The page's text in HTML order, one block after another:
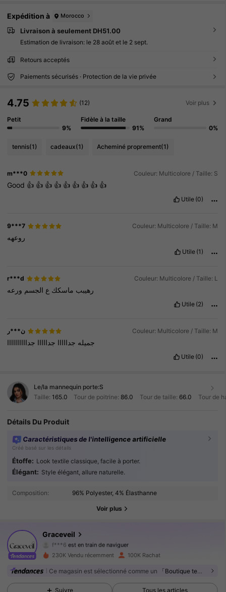
Expédition à Morocco
Livraison à seulement DH51.00
Estimation de livraison: le 28 août et le 2 sept.
Retours acceptés
Paiements sécurisés · Protection de la vie privée
4.75 (12) Voir plus
Petit
9%
Fidèle à la taille
91%
Grand
0%
tennis(1) cadeaux(1) Acheminé proprement(1)
m***0 Couleur: Multicolore / Taille: S
Good 👍 👍 👍 👍 👍 👍 👍 👍 👍
Utile (0)
9***7 Couleur: Multicolore / Taille: M
روعهه
Utile (1)
r***d Couleur: Multicolore / Taille: L
رهيبب ماسكك ع الجسم ورعه
Utile (2)
ن***ر Couleur: Multicolore / Taille: M
جميله جدااااا جدااااا جداااااااااا
Utile (0)
Le/la mannequin porte:S
Taille: 165.0 Tour de poitrine: 86.0 Tour de taille: 66.0 Tour de
Détails Du Produit
Caractéristiques de l'intelligence artificielle
Créé basé sur les détails
Étoffe: Look textile classique, facile à porter.
Élégant: Style élégant, allure naturelle.
Composition: 96% Polyester, 4% Élasthanne
Voir plus
Graceveil
4.88 158K Suiveurs
158K Suiveurs
f***6 est en train de naviguer
4.88
158K Suiveurs
4.88 158K Suiveurs
230K Vendu récemment 100K Rachat
Ce magasin est sélectionné comme un 「Boutique tendance」
Suivre Tous les articles